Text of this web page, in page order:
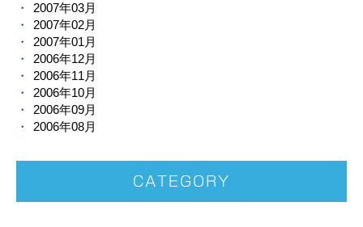
2007年03月
2007年02月
2007年01月
2006年12月
2006年11月
2006年10月
2006年09月
2006年08月
CATEGORY